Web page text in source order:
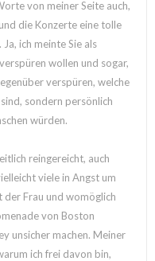
von meiner Seite auch,
die Konzerte eine tolle
ich meinte Sie als
wollen und sogar,
verspüren, welche
sondern persönlich
würden.
reingereicht, auch
viele in Angst um
der Frau und womöglich
von Boston
unsicher machen. Meiner
ich frei davon bin,